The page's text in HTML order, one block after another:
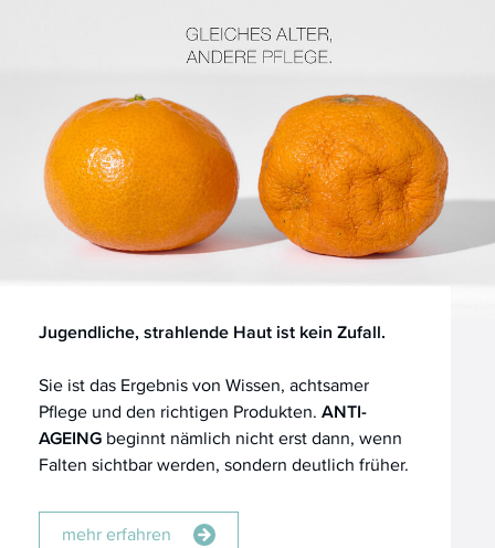
Jugendliche, strahlende Haut ist kein Zufall.
Sie ist das Ergebnis von Wissen, achtsamer
Pflege und den richtigen Produkten. ANTI-
AGEING beginnt nämlich nicht erst dann, wenn
Falten sichtbar werden, sondern deutlich früher.
mehr erfahren